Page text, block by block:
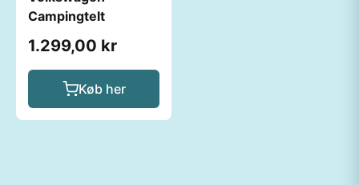
Campingtelt
1.299,00 kr
Køb her